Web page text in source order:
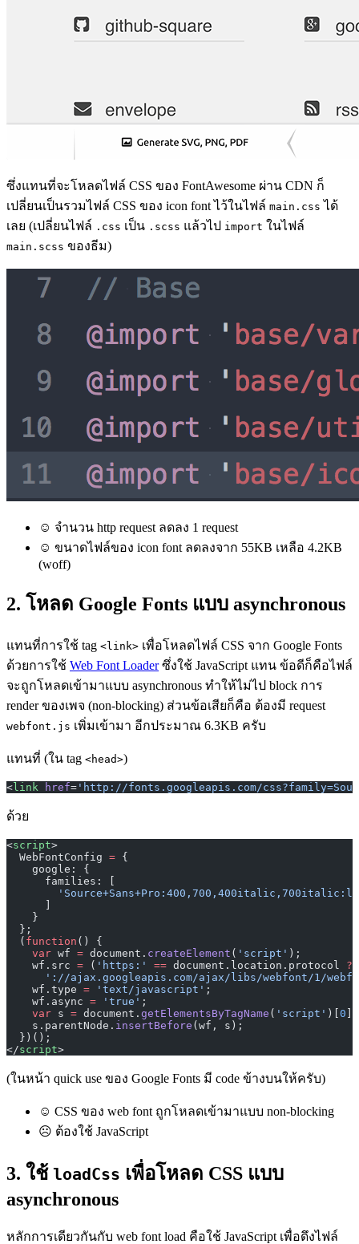
ซึ่งแทนที่จะโหลดไฟล์ CSS ของ FontAwesome ผ่าน CDN ก็
เปลี่ยนเป็นรวมไฟล์ CSS ของ icon font ไว้ในไฟล์ main.css ได้
เลย (เปลี่ยนไฟล์ .css เป็น .scss แล้วไป import ในไฟล์
main.scss ของธีม)
☺ จำนวน http request ลดลง 1 request
☺ ขนาดไฟล์ของ icon font ลดลงจาก 55KB เหลือ 4.2KB
(woff)
2. โหลด Google Fonts แบบ asynchronous
แทนที่การใช้ tag <link> เพื่อโหลดไฟล์ CSS จาก Google Fonts
ด้วยการใช้ Web Font Loaderซึ่งใช้ JavaScript แทน ข้อดีก็คือไฟล์
จะถูกโหลดเข้ามาแบบ asynchronous ทำให้ไม่ไป block การ
render ของเพจ (non-blocking) ส่วนข้อเสียก็คือ ต้องมี request
webfont.js เพิ่มเข้ามา อีกประมาณ 6.3KB ครับ
แทนที่ (ใน tag <head>)
<link href= 'http://fonts.googleapis.com/
ด้วย
<script>
  WebFontConfig
= {
    google: {
      families: [
      ]
    }
  };
  (
function () {
    var
wf = document. createElement ( 'script' );
    wf.src
= ( 'https:' == document.location.protocol ?
'://ajax.googleapis.com/ajax/libs/webfont/1/
    wf.type
= 'text/javascript' ;
    wf.async
= 'true' ;
    var
s = document. getElementsByTagName ( 'script' )[0 ];
    s.parentNode.
insertBefore (wf, s);
  })();
</script>
(ในหน้า quick use ของ Google Fonts มี code ข้างบนให้ครับ)
☺ CSS ของ web font ถูกโหลดเข้ามาแบบ non-blocking
☹ ต้องใช้ JavaScript
3. ใช้ loadCss เพื่อโหลด CSS แบบ
asynchronous
หลักการเดียวกันกับ web font load คือใช้ JavaScript เพื่อดึงไฟล์